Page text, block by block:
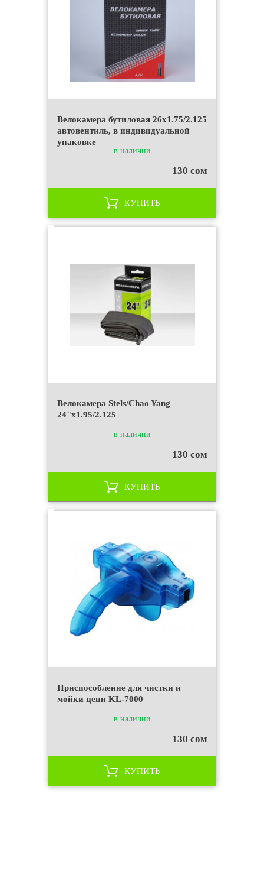
Велокамера бутиловая 26х1.75/2.125
автовентиль, в индивидуальной
упаковке
в наличии
130 сом
КУПИТЬ
Велокамера Stels/Chao Yang
24"x1.95/2.125
в наличии
130 сом
КУПИТЬ
Приспособление для чистки и
мойки цепи KL-7000
в наличии
130 сом
КУПИТЬ